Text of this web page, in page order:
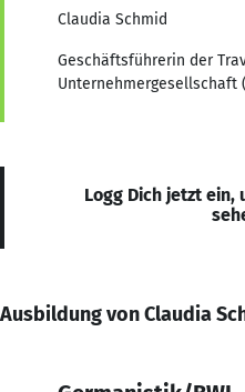
Claudia Schmid
Geschäftsführerin der
Unternehmergesellschaft
Logg Dich jetzt ein,
Ausbildung von Claudia